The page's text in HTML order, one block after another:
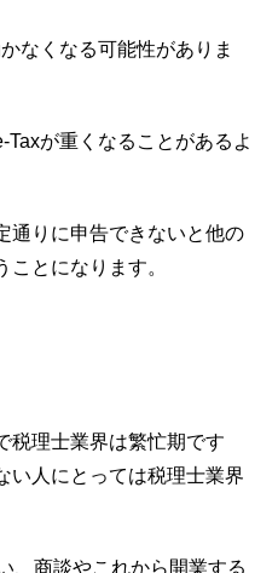
なくなる可能性がありま
が重くなることがあるよ
通りに申告できないと他の
ことになります。
税理士業界は繁忙期です
い人にとっては税理士業界
、商談やこれから開業する